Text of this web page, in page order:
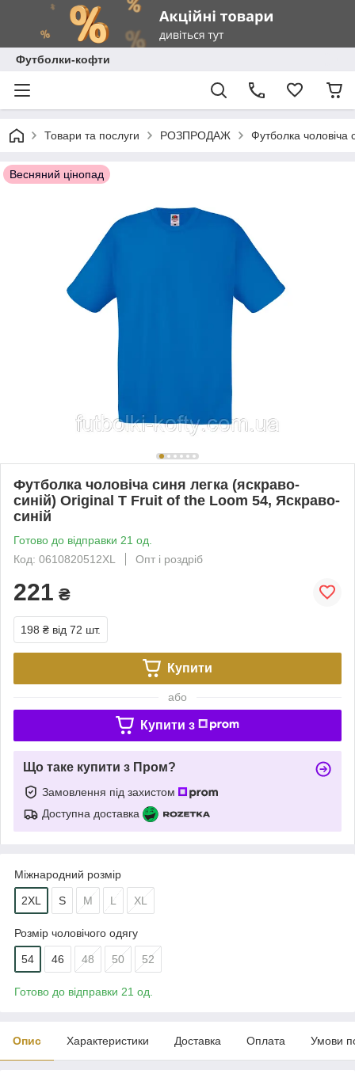
Футболки-кофти
Товари та послуги РОЗПРОДАЖ Футболка чоловіча
Весняний цінопад
Футболка чоловіча синя легка (яскраво-
синій) Original T Fruit of the Loom 54, Яскраво-
синій
Готово до відправки 21 од.
Код: 0610820512XL
Опт і роздріб
221 ₴
198 ₴ від 72 шт.
Купити
або
Купити з
Що таке купити з Пром?
Замовлення під захистом
Доступна доставка
Міжнародний розмір
2XL S M L XL
Розмір чоловічого одягу
54 46 48 50 52
Готово до відправки 21 од.
Опис Характеристики Доставка Оплата Умови